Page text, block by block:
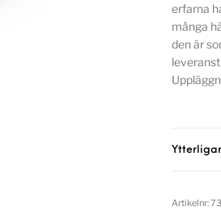
erfarna
många
den är
Artikelnr: